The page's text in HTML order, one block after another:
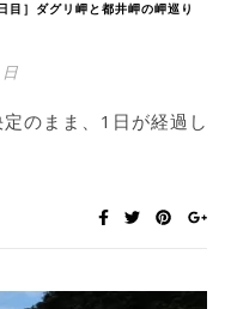
目］ダグリ岬と都井岬の岬巡り